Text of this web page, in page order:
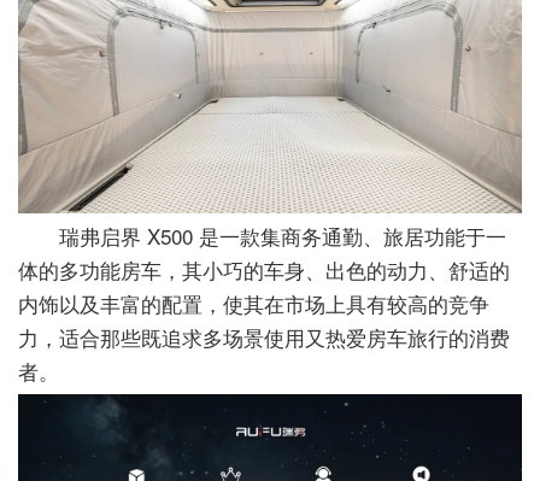
瑞弗启界 X500 是一款集商务通勤、旅居功能于一
体的多功能房车，其小巧的车身、出色的动力、舒适的
内饰以及丰富的配置，使其在市场上具有较高的竞争
力，适合那些既追求多场景使用又热爱房车旅行的消费
者。